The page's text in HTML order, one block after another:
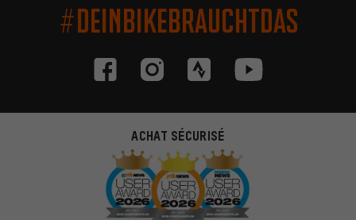
#DEINBIKEBRAUCHTDAS
ACHAT SÉCURISÉ
Des offres plus adaptées
Au lieu de pubs au hasard, nous afficherons des offres plus
pertinentes. Les cookies de marketing nous aident à identifier tes
intérêts et à te présenter des offres et des conseils sur mesure.
Plus de performance